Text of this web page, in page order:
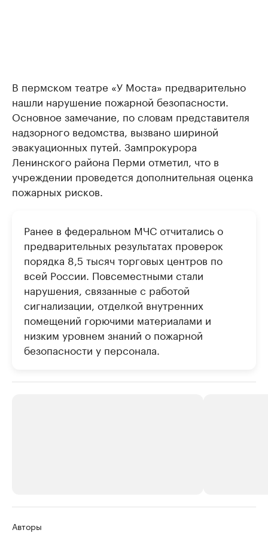
В пермском театре «У Моста» предварительно
нашли нарушение пожарной безопасности.
Основное замечание, по словам представителя
надзорного ведомства, вызвано шириной
эвакуационных путей. Зампрокурора
Ленинского района Перми отметил, что в
учреждении проведется дополнительная оценка
пожарных рисков.
Ранее в федеральном МЧС отчитались о
предварительных результатах проверок
порядка 8,5 тысяч торговых центров по
всей России. Повсеместными стали
нарушения, связанные с работой
сигнализации, отделкой внутренних
помещений горючими материалами и
низким уровнем знаний о пожарной
безопасности у персонала.
Авторы